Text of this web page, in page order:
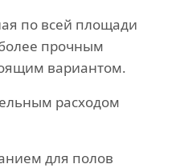
по всей площади
прочным
вариантом.
расходом
для полов